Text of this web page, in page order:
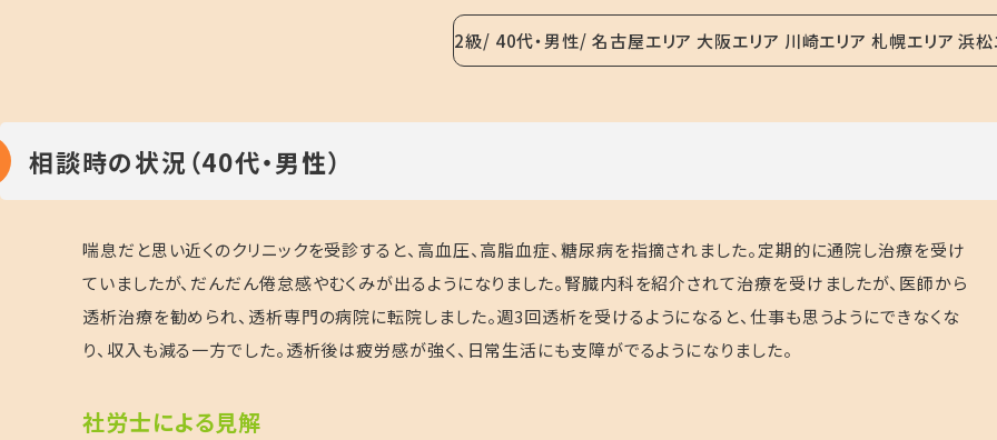
2級 40代・男性 名古屋エリア 大阪エリア 川崎エリア 札幌エリア 浜松
相談時の状況（40代・男性）
喘息だと思い近くのクリニックを受診すると、高血圧、高脂血症、糖尿病を指摘されました。定期的に通院し治療を受け
ていましたが、だんだん倦怠感やむくみが出るようになりました。腎臓内科を紹介されて治療を受けましたが、医師から
透析治療を勧められ、透析専門の病院に転院しました。週3回透析を受けるようになると、仕事も思うようにできなくな
り、収入も減る一方でした。透析後は疲労感が強く、日常生活にも支障がでるようになりました。
社労士による見解